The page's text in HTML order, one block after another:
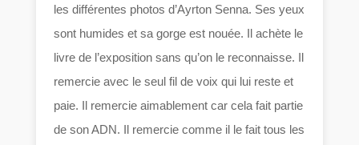
les différentes photos d’Ayrton Senna. Ses yeux
sont humides et sa gorge est nouée. Il achète le
livre de l’exposition sans qu’on le reconnaisse. Il
remercie avec le seul fil de voix qui lui reste et
paie. Il remercie aimablement car cela fait partie
de son ADN. Il remercie comme il le fait tous les